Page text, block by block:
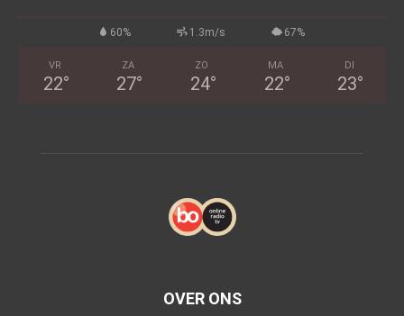
60% 1.3m/s 67%
VR
22°
ZA
27°
ZO
24°
MA
22°
DI
23°
OVER ONS